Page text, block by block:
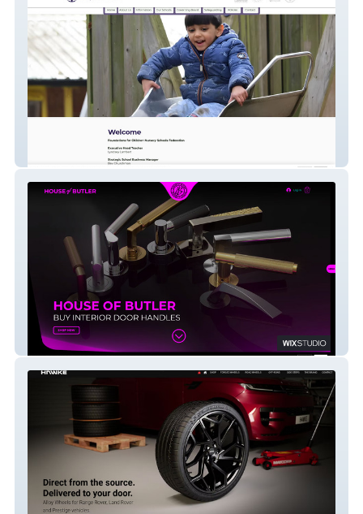
FFCN Schools Federation
House Of Butler